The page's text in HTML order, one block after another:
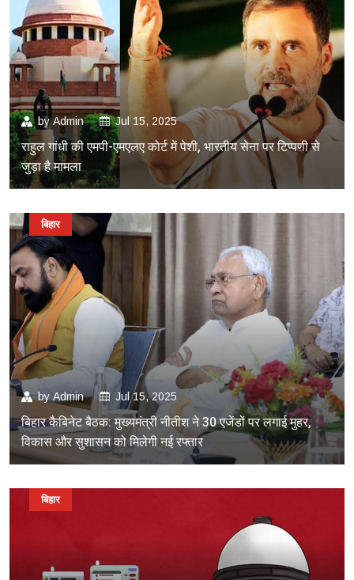
byAdmin Jul 15, 2025
राहुल गांधी की एमपी-एमएलए कोर्ट में पेशी, भारतीय सेना पर टिप्पणी से
जुड़ा है मामला
by Admin Jul 15, 2025
बिहार कैबिनेट बैठक: मुख्यमंत्री नीतीश ने 30 एजेंडों पर लगाई मुहर,
विकास और सुशासन को मिलेगी नई रफ्तार
बिहार
बिहार